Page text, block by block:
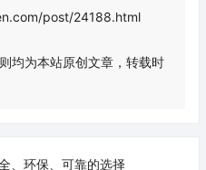
post/24188.html
均为本站原创文章，转载时
、环保、可靠的选择